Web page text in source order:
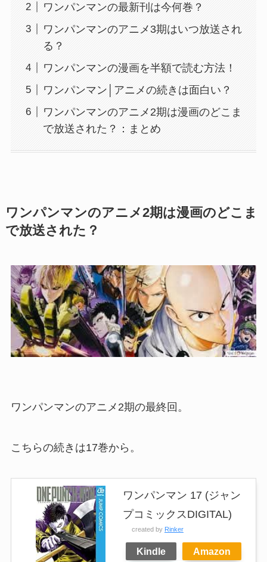
ワンパンマンの最新刊は今何巻？
ワンパンマンのアニメ3期はいつ放送され
る？
ワンパンマンの漫画を半額で読む方法！
ワンパンマン│アニメの続きは面白い？
ワンパンマンのアニメ2期は漫画のどこま
で放送された？：まとめ
ワンパンマンのアニメ2期は漫画のどこま
で放送された？
ワンパンマンのアニメ2期の最終回。
こちらの続きは17巻から。
ワンパンマン 17 (ジャン
プコミックスDIGITAL)
created by Rinker
Kindle
Amazon